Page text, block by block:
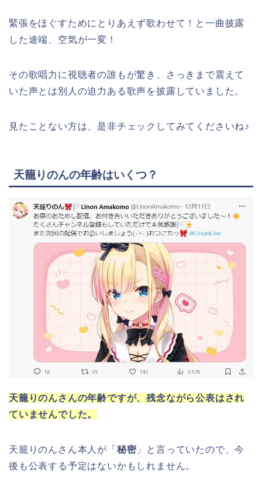
緊張をほぐすためにとりあえず歌わせて！と一曲披露
した途端、空気が一変！
その歌唱力に視聴者の誰もが驚き、さっきまで震えて
いた声とは別人の迫力ある歌声を披露していました。
見たことない方は、是非チェックしてみてくださいね♪
天籠りのんの年齢はいくつ？
天籠りのんさんの年齢ですが、残念ながら公表はされ
ていませんでした。
天籠りのんさん本人が「 秘密」と言っていたので、今
後も公表する予定はないかもしれません。